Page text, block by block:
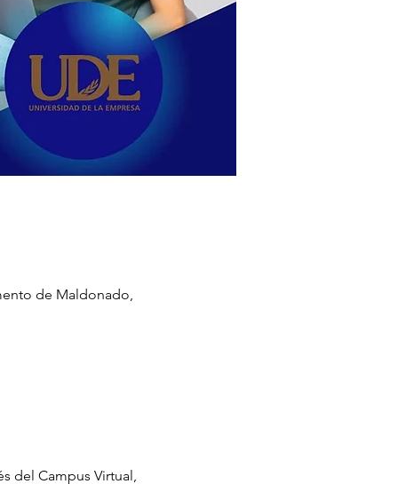
de Maldonado,
del Campus Virtual,